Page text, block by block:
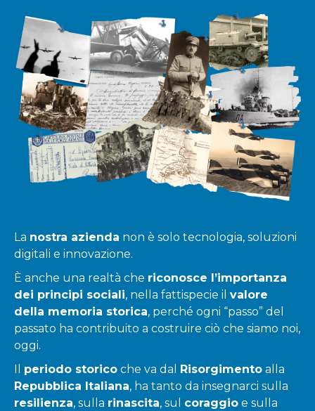
La nostra azienda non è solo tecnologia, soluzioni
digitali e innovazione.
È anche una realtà che riconosce l’importanza
dei principi sociali, nella fattispecie il valore
della memoria storica, perché ogni “passo” del
passato ha contribuito a costruire ciò che siamo noi,
oggi.
periodo storico che va dal Risorgimento alla
Repubblica Italiana, ha tanto da insegnarci sulla
resilienza, sulla rinascita, sul coraggio e sulla